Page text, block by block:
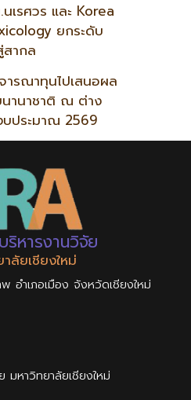
เรศวร และ Korea
ยกระดับ
สากล
ารณาทุนไปเสนอผล
นานาชาติ ณ ต่าง
บประมาณ 2569
ริหารงานวิจัย
ลัยเชียงใหม่
อำเภอเมือง จังหวัดเชียงใหม่
มหาวิทยาลัยเชียงใหม่